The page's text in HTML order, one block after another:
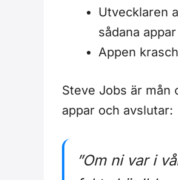
Utvecklaren
sådana
Appen
Steve Jobs är mån
appar och avslutar:
”Om ni var i